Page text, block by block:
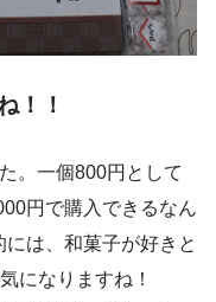
！！
。一個800円として
円で購入できるなん
は、和菓子が好きと
になりますね！